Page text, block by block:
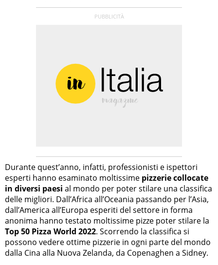
Durante quest’anno, infatti, professionisti e ispettori
esperti hanno esaminato moltissime pizzerie collocate
in diversi paesi al mondo per poter stilare una classifica
delle migliori. Dall’Africa all’Oceania passando per l’Asia,
dall’America all’Europa esperiti del settore in forma
anonima hanno testato moltissime pizze poter stilare la
Top 50 Pizza World 2022. Scorrendo la classifica si
possono vedere ottime pizzerie in ogni parte del mondo
dalla Cina alla Nuova Zelanda, da Copenaghen a Sidney.